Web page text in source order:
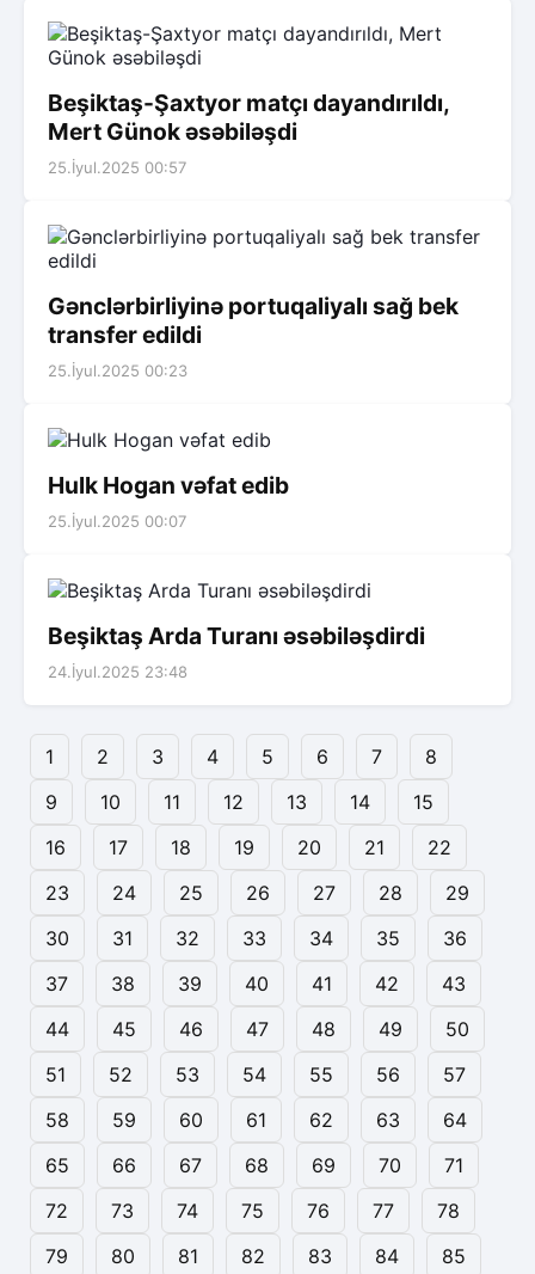
Beşiktaş-Şaxtyor matçı dayandırıldı,
Mert Günok əsəbiləşdi
25.İyul.2025 00:57
Gənclərbirliyinə portuqaliyalı sağ bek
transfer edildi
25.İyul.2025 00:23
Hulk Hogan vəfat edib
25.İyul.2025 00:07
Beşiktaş Arda Turanı əsəbiləşdirdi
24.İyul.2025 23:48
1 2 3 4 5 6 7
8
9
10 11 12 13 14
15
16
17 18 19 20 21
22
23
24 25 26 27 28
29
30
31 32 33 34 35
36
37
38 39 40 41 42
43
44
45 46 47 48 49
50
51
52 53 54 55 56
57
58
59 60 61 62 63
64
65
66 67 68 69 70
71
72
73 74 75 76 77
78
79
80 81 82 83 84
85